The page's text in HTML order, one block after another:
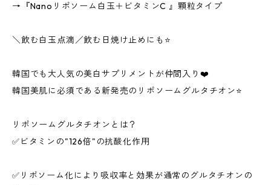
→『Nanoリポソーム白玉＋ビタミンC 』顆粒タイプ
＼飲む白玉点滴／飲む日焼け止めにも⭐
韓国でも大人気の美白サプリメントが仲間入り❤️
韓国美肌に必須である新発売のリポソームグルタチオン⭐
リポソームグルタチオンとは？
✅ビタミンの"126倍"の抗酸化作用
✅リポソーム化により吸収率と効果が通常のグルタチオンの